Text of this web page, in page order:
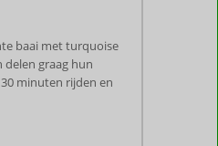
baai met turquoise
graag hun
minuten rijden en